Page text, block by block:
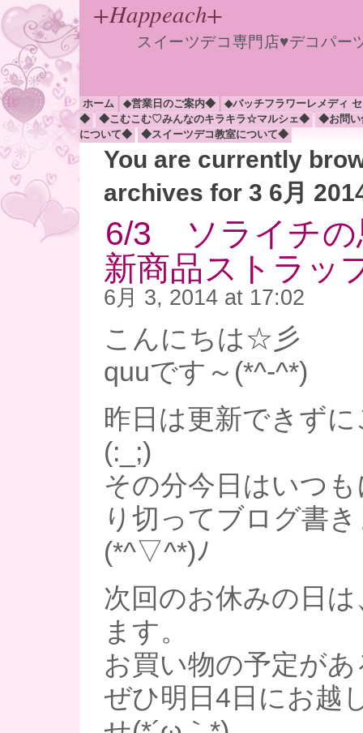
+Happeach+
スイーツデコ専門店♥デコパ
ホーム ◆営業日のご案内◆
◆バッチフラワーレメディ
◆
◆こむこむ♡みんなのキラキラ☆マルシェ◆
◆お問
について◆
◆スイーツデコ教室について◆
You are currently
archives for 3 6月
6/3 ソライチの
新商品ストラッ
6月 3, 2014 at 17:02
こんにちは☆彡
quuです～(*^-^*)
昨日は更新できず
(:_;)
その分今日はいつ
り切ってブログ書
(*^▽^*)ﾉ
次回のお休みの日
ます。
お買い物の予定が
ぜひ明日4日にお越